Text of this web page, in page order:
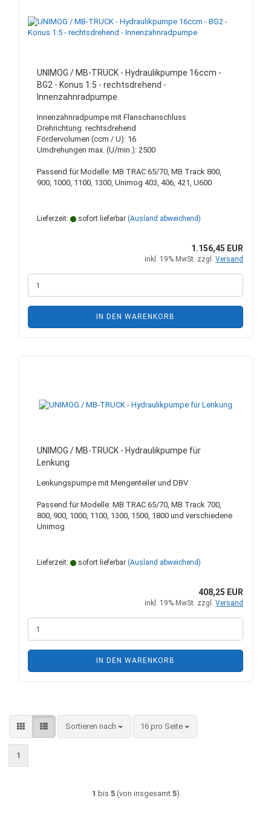
UNIMOG / MB-TRUCK - Hydraulikpumpe 16ccm -
BG2 - Konus 1:5 - rechtsdrehend -
Innenzahnradpumpe
Innenzahnradpumpe mit Flanschanschluss
Drehrichtung: rechtsdrehend
Fördervolumen (ccm / U): 16
Umdrehungen max. (U/min.): 2500
Passend für Modelle: MB TRAC 65/70, MB Track 800,
900, 1000, 1100, 1300, Unimog 403, 406, 421, U600
Lieferzeit: sofort lieferbar (Ausland abweichend)
1.156,45 EUR
inkl. 19% MwSt. zzgl. Versand
IN DEN WARENKORB
UNIMOG / MB-TRUCK - Hydraulikpumpe für
Lenkung
Lenkungspumpe mit Mengenteiler und DBV
Passend für Modelle: MB TRAC 65/70, MB Track 700,
800, 900, 1000, 1100, 1300, 1500, 1800 und verschiedene
Unimog
Lieferzeit: sofort lieferbar (Ausland abweichend)
408,25 EUR
inkl. 19% MwSt. zzgl. Versand
IN DEN WARENKORB
Sortieren nach
Sortieren nach 16 pro Seite
pro Seite
1
1 bis 5(von insgesamt 5)